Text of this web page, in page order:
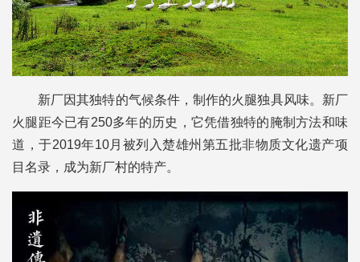
新厂因其独特的气候条件，制作的火腿独具风味。新厂
火腿距今已有250多年的历史，它凭借独特的腌制方法和味
道，于2019年10月被列入楚雄州第五批非物质文化遗产项
目名录，成为新厂村的特产。